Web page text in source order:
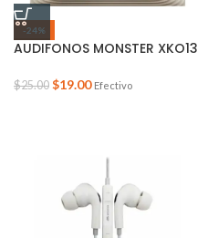
-24%
AUDIFONOS MONSTER XKO13
$25.00 $19.00 Efectivo